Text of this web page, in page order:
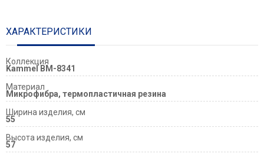
ХАРАКТЕРИСТИКИ
Коллекция
Kammel BM-8341
Материал
Микрофибра, термопластичная резина
Ширина изделия, см
55
Высота изделия, см
57